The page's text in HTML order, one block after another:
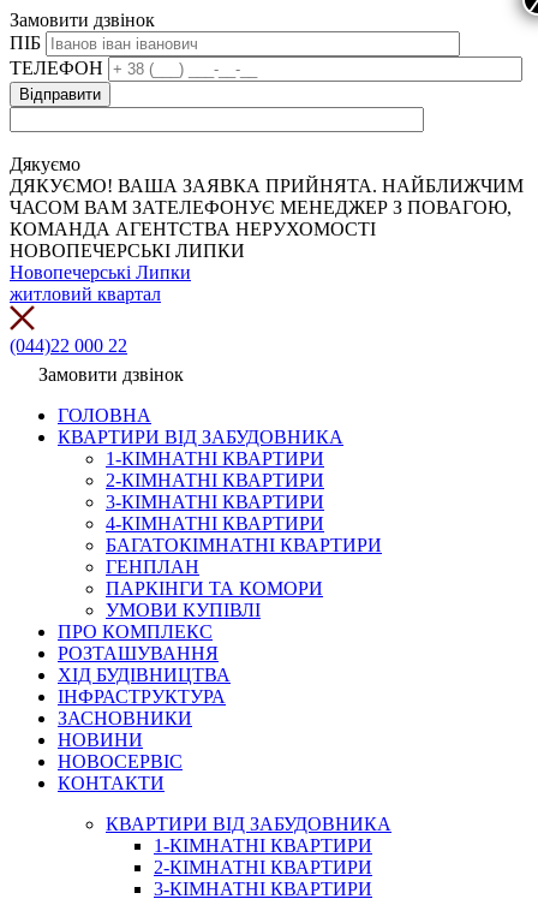
Замовити дзвінок
ПІБ
ТЕЛЕФОН
Дякуємо
ДЯКУЄМО! ВАША ЗАЯВКА ПРИЙНЯТА. НАЙБЛИЖЧИМ
ЧАСОМ ВАМ ЗАТЕЛЕФОНУЄ МЕНЕДЖЕР З ПОВАГОЮ,
КОМАНДА АГЕНТСТВА НЕРУХОМОСТІ
НОВОПЕЧЕРСЬКІ ЛИПКИ
Новопечерські Липки
житловий квартал
(044)22 000 22
Замовити дзвінок
ГОЛОВНА
КВАРТИРИ ВІД ЗАБУДОВНИКА
1-КІМНАТНІ КВАРТИРИ
2-КІМНАТНІ КВАРТИРИ
3-КІМНАТНІ КВАРТИРИ
4-КІМНАТНІ КВАРТИРИ
БАГАТОКІМНАТНІ КВАРТИРИ
ГЕНПЛАН
ПАРКІНГИ ТА КОМОРИ
УМОВИ КУПІВЛІ
ПРО КОМПЛЕКС
РОЗТАШУВАННЯ
ХІД БУДІВНИЦТВА
ІНФРАСТРУКТУРА
ЗАСНОВНИКИ
НОВИНИ
НОВОСЕРВІС
КОНТАКТИ
КВАРТИРИ ВІД ЗАБУДОВНИКА
1-КІМНАТНІ КВАРТИРИ
2-КІМНАТНІ КВАРТИРИ
3-КІМНАТНІ КВАРТИРИ